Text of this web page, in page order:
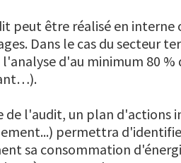
peut être réalisé en
Dans le cas du secteur
d'au minimum 80
de l'audit, un plan d'actions
permettra
sa consommation